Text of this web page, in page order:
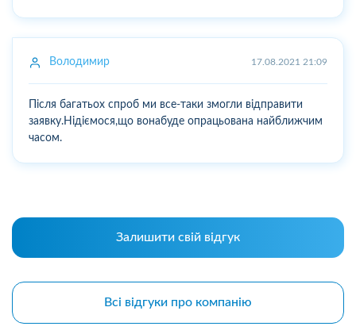
Володимир 17.08.2021 21:09
Після багатьох спроб ми все-таки змогли відправити
заявку.Нідіємося,що вонабуде опрацьована найближчим
часом.
Залишити свій відгук
Всі відгуки про компанію